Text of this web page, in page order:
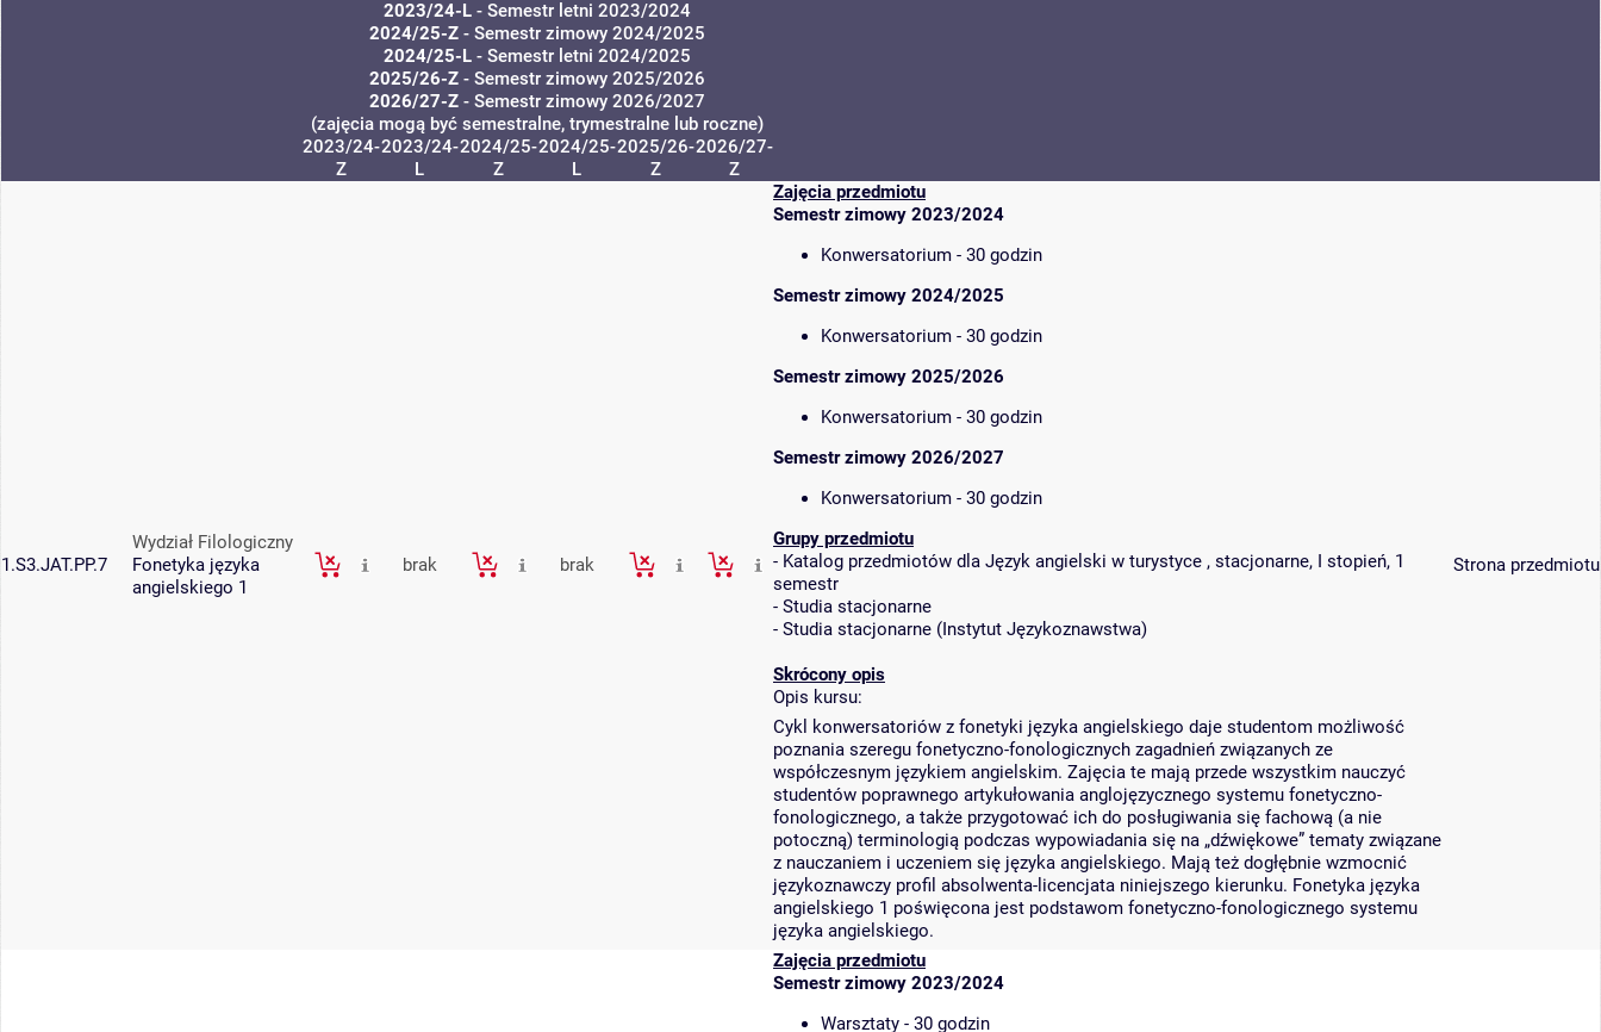
2023/24-L - Semestr letni 2023/2024
2024/25-Z - Semestr zimowy 2024/2025
2024/25-L - Semestr letni 2024/2025
2025/26-Z - Semestr zimowy 2025/2026
2026/27-Z - Semestr zimowy 2026/2027
(zajęcia mogą być semestralne, trymestralne lub roczne)
2023/24-
Z
2023/24-
L
2024/25-
Z
2024/25-
L
2025/26-
Z
2026/27-
Z
1.S3.JAT.PP.7
Wydział Filologiczny
Fonetyka języka
angielskiego 1
brak brak
Zajęcia przedmiotu
Semestr zimowy 2023/2024
Konwersatorium - 30 godzin
Semestr zimowy 2024/2025
Konwersatorium - 30 godzin
Semestr zimowy 2025/2026
Konwersatorium - 30 godzin
Semestr zimowy 2026/2027
Konwersatorium - 30 godzin
Grupy przedmiotu
- Katalog przedmiotów dla Język angielski w turystyce , stacjonarne, I stopień, 1
semestr
- Studia stacjonarne
- Studia stacjonarne (Instytut Językoznawstwa)
Skrócony opis
Opis kursu:
Cykl konwersatoriów z fonetyki języka angielskiego daje studentom możliwość
poznania szeregu fonetyczno-fonologicznych zagadnień związanych ze
współczesnym językiem angielskim. Zajęcia te mają przede wszystkim nauczyć
studentów poprawnego artykułowania anglojęzycznego systemu fonetyczno-
fonologicznego, a także przygotować ich do posługiwania się fachową (a nie
potoczną) terminologią podczas wypowiadania się na „dźwiękowe” tematy związane
z nauczaniem i uczeniem się języka angielskiego. Mają też dogłębnie wzmocnić
językoznawczy profil absolwenta-licencjata niniejszego kierunku. Fonetyka języka
angielskiego 1 poświęcona jest podstawom fonetyczno-fonologicznego systemu
języka angielskiego.
Strona przedmiotu
Zajęcia przedmiotu
Semestr zimowy 2023/2024
Warsztaty - 30 godzin